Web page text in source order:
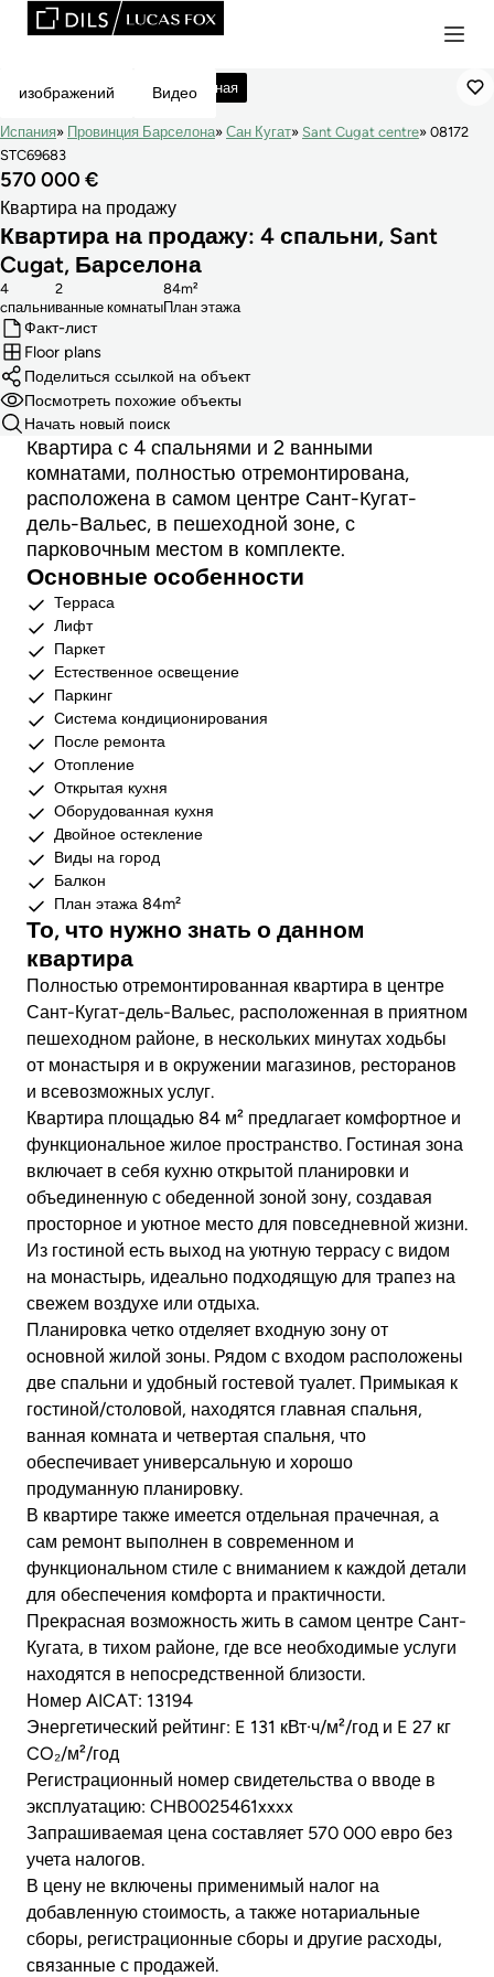
Зарезервировано Эксклюзивная
изображений Видео
Испания Провинция Барселона Сан Кугат Sant Cugat centre
08172
STC69683
570 000 €
Квартира на продажу
Квартира на продажу: 4 спальни, Sant
Cugat, Барселона
cпальни
4
ванные комнаты
2
План этажа
84m²
Факт-лист
Floor plans
Поделиться ссылкой на объект
Посмотреть похожие объекты
Начать новый поиск
Квартира с 4 спальнями и 2 ванными
комнатами, полностью отремонтирована,
расположена в самом центре Сант-Кугат-
дель-Вальес, в пешеходной зоне, с
парковочным местом в комплекте.
Основные особенности
Терраса
Лифт
Паркет
Естественное освещение
Паркинг
Система кондиционирования
После ремонта
Отопление
Открытая кухня
Оборудованная кухня
Двойное остекление
Виды на город
Балкон
План этажа 84m²
То, что нужно знать о данном
квартира
Полностью отремонтированная квартира в центре
Сант-Кугат-дель-Вальес, расположенная в приятном
пешеходном районе, в нескольких минутах ходьбы
от монастыря и в окружении магазинов, ресторанов
и всевозможных услуг.
Квартира площадью 84 м² предлагает комфортное и
функциональное жилое пространство. Гостиная зона
включает в себя кухню открытой планировки и
объединенную с обеденной зоной зону, создавая
просторное и уютное место для повседневной жизни.
Из гостиной есть выход на уютную террасу с видом
на монастырь, идеально подходящую для трапез на
свежем воздухе или отдыха.
Планировка четко отделяет входную зону от
основной жилой зоны. Рядом с входом расположены
две спальни и удобный гостевой туалет. Примыкая к
гостиной/столовой, находятся главная спальня,
ванная комната и четвертая спальня, что
обеспечивает универсальную и хорошо
продуманную планировку.
В квартире также имеется отдельная прачечная, а
сам ремонт выполнен в современном и
функциональном стиле с вниманием к каждой детали
для обеспечения комфорта и практичности.
Прекрасная возможность жить в самом центре Сант-
Кугата, в тихом районе, где все необходимые услуги
находятся в непосредственной близости.
Номер AICAT: 13194
Энергетический рейтинг: E ​​131 кВт·ч/м²/год и E 27 кг
CO₂/м²/год
Регистрационный номер свидетельства о вводе в
эксплуатацию: CHB0025461xxxx
Запрашиваемая цена составляет 570 000 евро без
учета налогов.
В цену не включены применимый налог на
добавленную стоимость, а также нотариальные
сборы, регистрационные сборы и другие расходы,
связанные с продажей.